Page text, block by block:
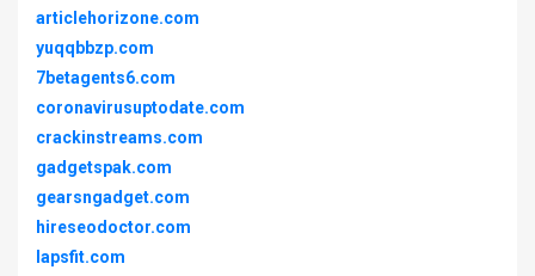
articlehorizone.com
yuqqbbzp.com
7betagents6.com
coronavirusuptodate.com
crackinstreams.com
gadgetspak.com
gearsngadget.com
hireseodoctor.com
lapsfit.com